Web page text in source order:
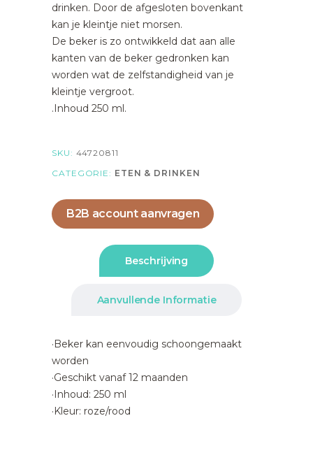
drinken. Door de afgesloten bovenkant
kan je kleintje niet morsen.
De beker is zo ontwikkeld dat aan alle
kanten van de beker gedronken kan
worden wat de zelfstandigheid van je
kleintje vergroot.
.Inhoud 250 ml.
SKU: 44720811
CATEGORIE: ETEN & DRINKEN
B2B account aanvragen
Beschrijving
Aanvullende Informatie
·Beker kan eenvoudig schoongemaakt
worden
·Geschikt vanaf 12 maanden
·Inhoud: 250 ml
·Kleur: roze/rood